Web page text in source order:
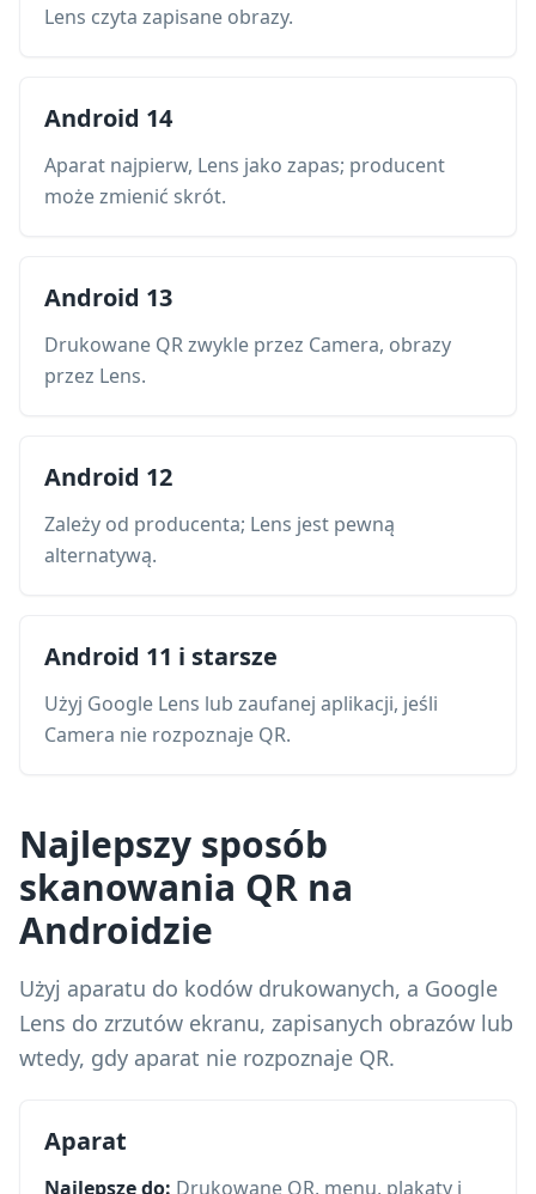
Lens czyta zapisane obrazy.
Android 14
Aparat najpierw, Lens jako zapas; producent
może zmienić skrót.
Android 13
Drukowane QR zwykle przez Camera, obrazy
przez Lens.
Android 12
Zależy od producenta; Lens jest pewną
alternatywą.
Android 11 i starsze
Użyj Google Lens lub zaufanej aplikacji, jeśli
Camera nie rozpoznaje QR.
Najlepszy sposób
skanowania QR na
Androidzie
Użyj aparatu do kodów drukowanych, a Google
Lens do zrzutów ekranu, zapisanych obrazów lub
wtedy, gdy aparat nie rozpoznaje QR.
Aparat
Najlepsze do: Drukowane QR, menu, plakaty i